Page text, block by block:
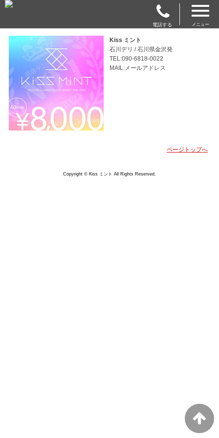
電話する メニュー
Kiss ミント
石川デリ / 石川県金沢発
TEL:090-6818-0022
MAIL:メールアドレス
ページトップへ
Copyright © Kiss ミント All Rights Reserved.